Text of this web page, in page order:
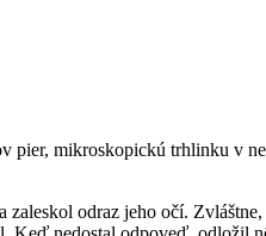
pier, mikroskopickú trhlinku v
odraz jeho očí.